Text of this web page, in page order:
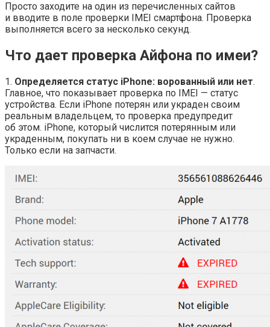
Просто заходите на один из перечисленных сайтов
и вводите в поле проверки IMEI смартфона. Проверка
выполняется всего за несколько секунд.
Что дает проверка Айфона по имеи?
1. Определяется статус iPhone: ворованный или нет.
Главное, что показывает проверка по IMEI — статус
устройства. Если iPhone потерян или украден своим
реальным владельцем, то проверка предупредит
об этом. iPhone, который числится потерянным или
украденным, покупать ни в коем случае не нужно.
Только если на запчасти.